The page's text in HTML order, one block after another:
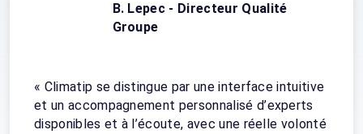
B. Lepec - Directeur Qualité
Groupe
« Climatip se distingue par une interface intuitive
et un accompagnement personnalisé d’experts
disponibles et à l’écoute, avec une réelle volonté